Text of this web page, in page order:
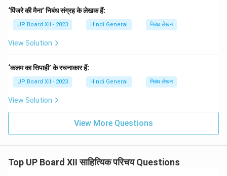
‘पिंजरे की मैना’ निबंध संग्रह के लेखक हैं:
UP Board XII - 2023 Hindi General निबंध लेखन
View Solution
‘कलम का सिपाही’ के रचनाकार हैं:
UP Board XII - 2023 Hindi General निबंध लेखन
View Solution
View More Questions
Top UP Board XII साहित्यिक परिचय Questions